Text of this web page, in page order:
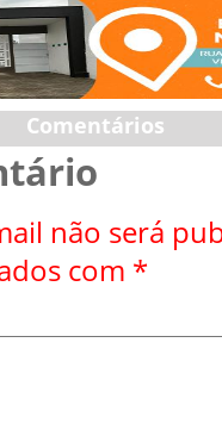
Comentários
não será
com *